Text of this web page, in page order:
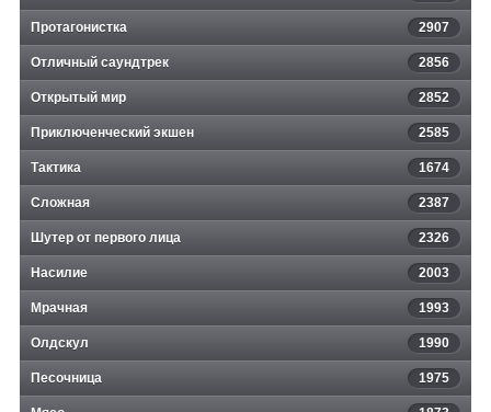
Протагонистка 2907
Отличный саундтрек 2856
Открытый мир 2852
Приключенческий экшен 2585
Тактика 1674
Сложная 2387
Шутер от первого лица 2326
Насилие 2003
Мрачная 1993
Олдскул 1990
Песочница 1975